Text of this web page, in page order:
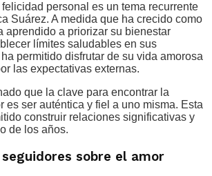
personal es un tema recurrente
Suárez. A medida que ha crecido como
aprendido a priorizar su bienestar
límites saludables en sus
permitido disfrutar de su vida amorosa
las expectativas externas.
que la clave para encontrar la
es ser auténtica y fiel a uno misma. Esta
construir relaciones significativas y
de los años.
sobre el amor